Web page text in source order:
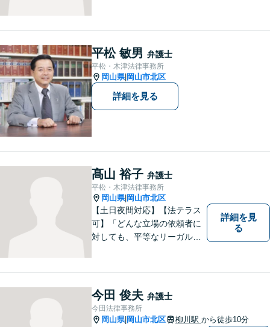
案件に取り掛かることができ
るように準備していますので
お気軽にご相談ください。
平松 敏男 弁護士
平松・木津法律事務所
岡山県| 岡山市北区
詳細を見る
髙山 裕子 弁護士
平松・木津法律事務所
岡山県| 岡山市北区
【土日夜間対応】【法テラス
可】「どんな立場の依頼者に
対しても、平等なリーガルサ
事件・犯罪被害者支援など幅
広い事件に対応！
詳細を見
る
今田 俊夫 弁護士
今田法律事務所
岡山県| 岡山市北区 柳川駅 から徒歩10分